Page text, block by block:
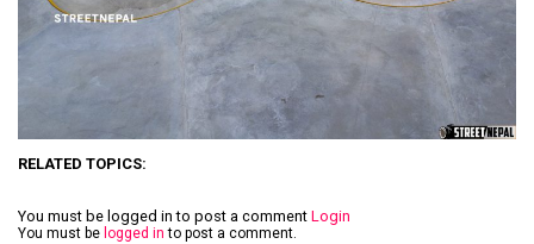
RELATED TOPICS:
You must be logged in to post a comment Login
You must be logged in to post a comment.